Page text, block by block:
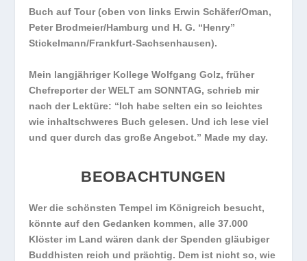
Buch auf Tour (oben von links Erwin Schäfer/Oman,
Peter Brodmeier/Hamburg und H. G. “Henry”
Stickelmann/Frankfurt-Sachsenhausen).
Mein langjähriger Kollege Wolfgang Golz, früher
Chefreporter der WELT am SONNTAG, schrieb mir
nach der Lektüre: “Ich habe selten ein so leichtes
wie inhaltschweres Buch gelesen. Und ich lese viel
und quer durch das große Angebot.” Made my day.
BEOBACHTUNGEN
Wer die schönsten Tempel im Königreich besucht,
könnte auf den Gedanken kommen, alle 37.000
Klöster im Land wären dank der Spenden gläubiger
Buddhisten reich und prächtig. Dem ist nicht so, wie